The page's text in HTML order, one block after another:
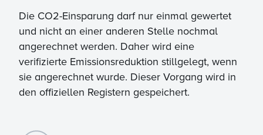
Die CO2-Einsparung darf nur einmal gewertet
und nicht an einer anderen Stelle nochmal
angerechnet werden. Daher wird eine
verifizierte Emissionsreduktion stillgelegt, wenn
sie angerechnet wurde. Dieser Vorgang wird in
den offiziellen Registern gespeichert.